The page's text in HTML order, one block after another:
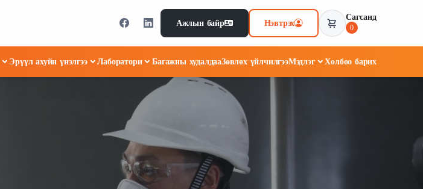
Ажлын байр Нэвтрэх
Сагсанд
0
Эрүүл ахуйн үнэлгээ Лаборатори Багажны худалдааЗөвлөх үйлчилгээМэдлэг Холбоо барих